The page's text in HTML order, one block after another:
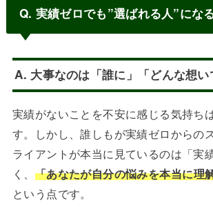
Q. 実績ゼロでも”選ばれる人”にな
A. 大事なのは「誰に」「どんな想
実績がないことを不安に感じる気持ち
す。しかし、誰しもが実績ゼロからの
ライアントが本当に見ているのは「実
く、 「あなたが自分の悩みを本当に理
という点です。